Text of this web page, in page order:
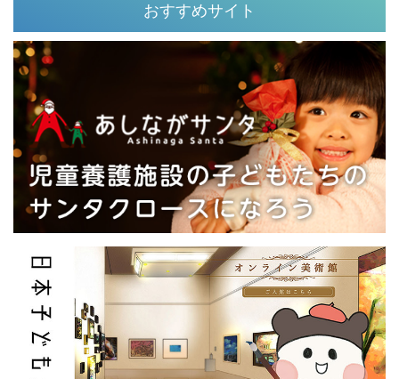
おすすめサイト